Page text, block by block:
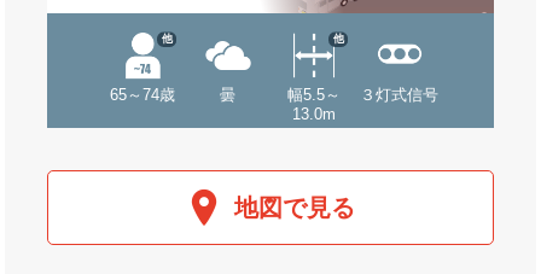
65～74歳
他
曇
幅5.5～
13.0m
他
３灯式信号
地図で見る